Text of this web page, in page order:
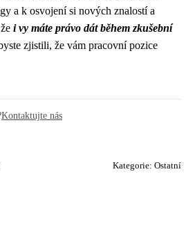
a k osvojení si nových znalostí a
i vy máte právo dát během zkušební
zjistili, že vám pracovní pozice
Kontaktujte nás
Kategorie: Ostatní